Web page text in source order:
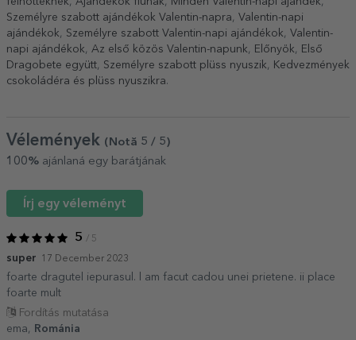
Személyre szabott ajándékok Valentin-napra
Valentin-napi
ajándékok
Személyre szabott Valentin-napi ajándékok
Valentin-
napi ajándékok
Az első közös Valentin-napunk Előnyök
Első
Dragobete együtt
Személyre szabott plüss nyuszik
Kedvezmények
csokoládéra és plüss nyuszikra.
Vélemények (Notă 5 / 5)
100% ajánlaná egy barátjának
Írj egy véleményt
5 / 5
super 17 December 2023
foarte dragutel iepurasul. l am facut cadou unei prietene. ii place
foarte mult
Fordítás mutatása
ema,
Románia